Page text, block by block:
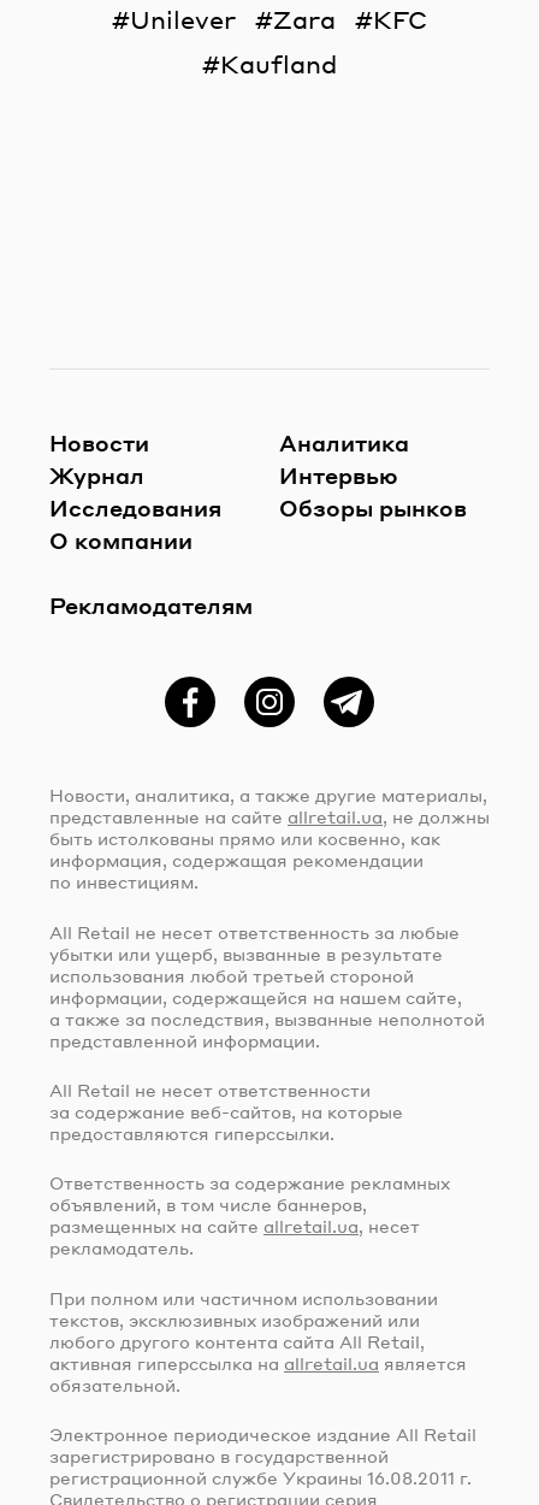
Unilever
Zara
KFC
Kaufland
Новости
Журнал
Исследования
О компании
Рекламодателям
Аналитика
Интервью
Обзоры рынков
ФейсбукInstagramTelegram
Новости, аналитика, а также другие материалы,
представленные на сайте allretail.ua, не должны
быть истолкованы прямо или косвенно, как
информация, содержащая рекомендации
по инвестициям.
All Retail не несет ответственность за любые
убытки или ущерб, вызванные в результате
использования любой третьей стороной
информации, содержащейся на нашем сайте,
а также за последствия, вызванные неполнотой
представленной информации.
All Retail не несет ответственности
за содержание веб-сайтов, на которые
предоставляются гиперссылки.
Ответственность за содержание рекламных
объявлений, в том числе баннеров,
размещенных на сайте allretail.ua, несет
рекламодатель.
При полном или частичном использовании
текстов, эксклюзивных изображений или
любого другого контента сайта All Retail,
активная гиперссылка на allretail.ua является
обязательной.
Электронное периодическое издание All Retail
зарегистрировано в государственной
регистрационной службе Украины 16.08.2011 г.
Свидетельство о регистрации серия